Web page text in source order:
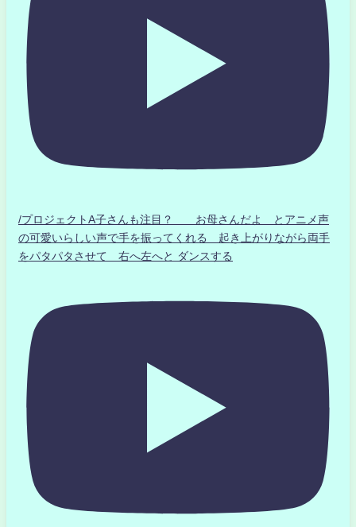
/プロジェクトA子さんも注目？ お母さんだよ とアニメ声
の可愛いらしい声で手を振ってくれる 起き上がりながら両手
をパタパタさせて 右へ左へと ダンスする